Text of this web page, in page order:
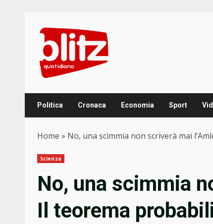
content
Politica Cronaca Economia Sport
Home » No, una scimmia non scriverà mai
Scienza
No, una scimmia
Il teorema